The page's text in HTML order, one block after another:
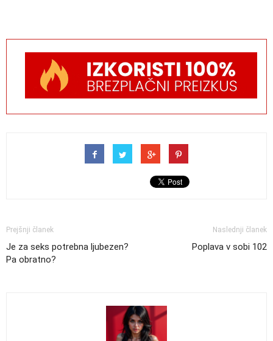
Prejšnji članek
Je za seks potrebna ljubezen?
Pa obratno?
Naslednji članek
Poplava v sobi 102